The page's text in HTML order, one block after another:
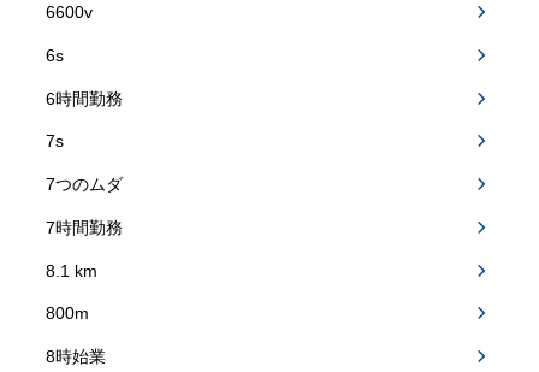
6600v
6s
6時間勤務
7s
7つのムダ
7時間勤務
8.1 km
800m
8時始業